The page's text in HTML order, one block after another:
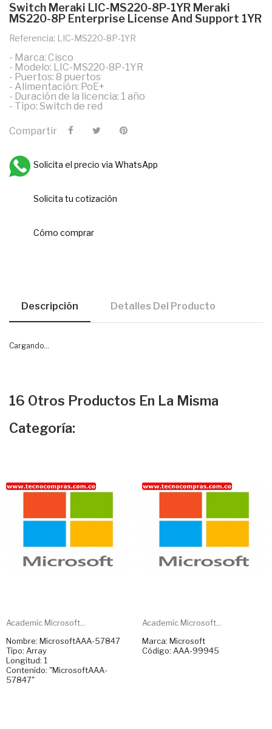
Switch Meraki LIC-MS220-8P-1YR Meraki
MS220-8P Enterprise License And Support 1YR
Referencia: LIC-MS220-8P-1YR
- Marca: Cisco
- Modelo: LIC-MS220-8P-1YR
- Puertos: 8 puertos
- Alimentación: PoE+
- Duración de la licencia: 1 año
- Tipo: Switch de red
Compartir
Solicita el precio via WhatsApp
Solicita tu cotización
Cómo comprar
Descripción Detalles Del Producto
Cargando...
16 Otros Productos En La Misma
Categoría:
Academic Microsoft...
Nombre: MicrosoftAAA-57847
Tipo: Array
Longitud: 1
Contenido: "MicrosoftAAA-
57847"
Academic Microsoft...
Marca: Microsoft
Código: AAA-99945